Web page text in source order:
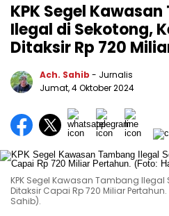
KPK Segel
Ilegal di Sekotong,
Ditaksir Rp 720
Ach. Sahib - Jurnalis
Jumat, 4 Oktober 2024
KPK Segel Kawasan Tambang
Ditaksir Capai Rp 720 Miliar
Sahib).